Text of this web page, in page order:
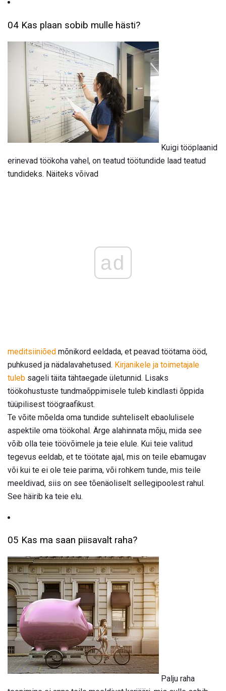
04 Kas plaan sobib mulle hästi?
Kuigi tööplaanid
erinevad töökoha vahel, on teatud töötundide laad teatud
tundideks. Näiteks võivad
ad
meditsiiniõed mõnikord eeldada, et peavad töötama ööd,
puhkused ja nädalavahetused. Kirjanikele ja toimetajale
tuleb sageli täita tähtaegade ületunnid. Lisaks
töökohustuste tundmaõppimisele tuleb kindlasti õppida
tüüpilisest töögraafikust.
Te võite mõelda oma tundide suhteliselt ebaolulisele
aspektile oma töökohal. Ärge alahinnata mõju, mida see
võib olla teie töövõimele ja teie elule. Kui teie valitud
tegevus eeldab, et te töötate ajal, mis on teile ebamugav
või kui te ei ole teie parima, või rohkem tunde, mis teile
meeldivad, siis on see tõenäoliselt sellegipoolest rahul.
See häirib ka teie elu.
05 Kas ma saan piisavalt raha?
Palju raha